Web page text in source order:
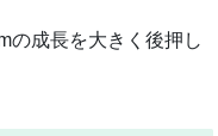
の成長を大きく後押し